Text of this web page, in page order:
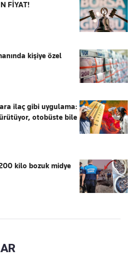
FİYAT!
kişiye özel
ilaç gibi uygulama:
otobüste bile
200 kilo bozuk midye